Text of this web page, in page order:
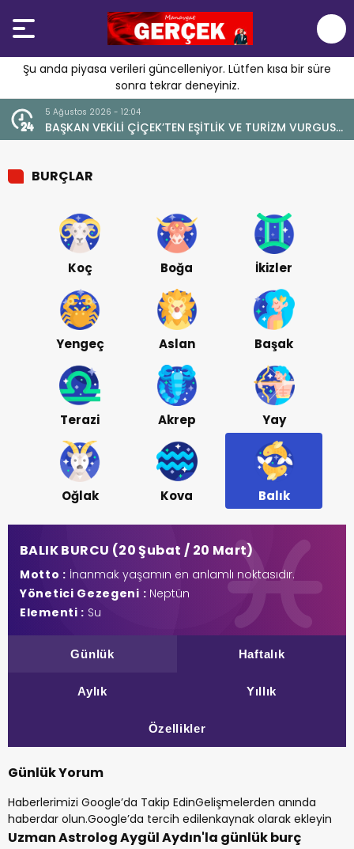
Şu anda piyasa verileri güncelleniyor. Lütfen kısa bir süre
sonra tekrar deneyiniz.
5 Ağustos 2026 - 12:04
BAŞKAN VEKİLİ ÇİÇEK’TEN EŞİTLİK VE TURİZM VURGUSU:
“MANAVGAT’IN MARKA DEĞERİNE ZARAR VERİLMEMELİ”
BURÇLAR
Koç Boğa İkizler
Yengeç Aslan Başak
Terazi Akrep Yay
Oğlak Kova Balık
BALIK BURCU (20 Şubat / 20 Mart)
Motto : İnanmak yaşamın en anlamlı noktasıdır.
Yönetici Gezegeni : Neptün
Elementi : Su
Günlük Haftalık
Aylık Yıllık
Özellikler
Günlük Yorum
Haberlerimizi Google’da Takip EdinGelişmelerden anında
haberdar olun.Google’da tercih edilenkaynak olarak ekleyin
Uzman Astrolog Aygül Aydın'la günlük burç